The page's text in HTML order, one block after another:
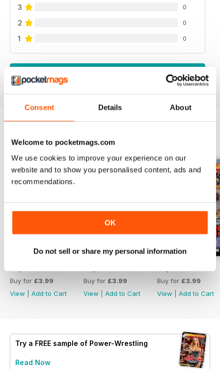
Consent Details About
Welcome to pocketmags.com
We use cookies to improve your experience on our
website and to show you personalised content, ads and
recommendations.
OK
Do not sell or share my personal information
3 0
2 0
1 0
BACK ISSUES
Buy for £3.99
View
Add to Cart
Buy for £3.99
View
Add to Cart
Buy for £3.99
View
Add to Cart
Try a FREE sample of Power-Wrestling
Read Now